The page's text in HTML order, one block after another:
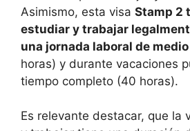
Asimismo, esta visa Stamp 2
estudiar y trabajar
una jornada laboral de
horas) y durante vacaciones
tiempo completo (40 horas).
Es relevante destacar, que la